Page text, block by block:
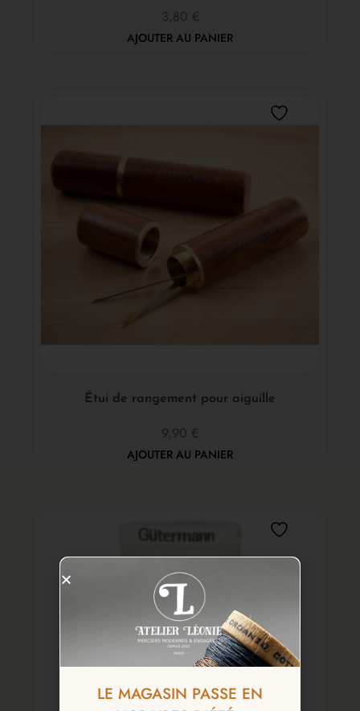
3,80 €
AJOUTER AU PANIER
Étui de rangement pour aiguille
9,90 €
AJOUTER AU PANIER
LE MAGASIN PASSE EN